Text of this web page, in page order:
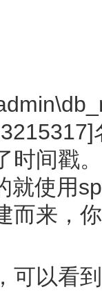
间戳。
就使用
而来，
可以看